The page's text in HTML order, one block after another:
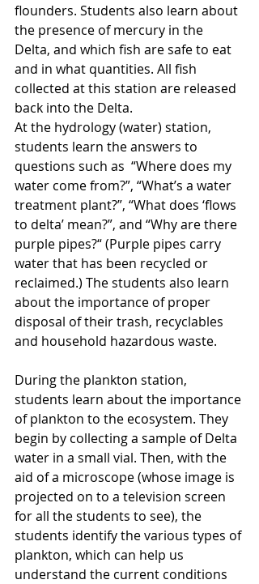
flounders. Students also learn about
the presence of mercury in the
Delta, and which fish are safe to eat
and in what quantities. All fish
collected at this station are released
back into the Delta.
At the hydrology (water) station,
students learn the answers to
questions such as  “Where does my
water come from?”, “What’s a water
treatment plant?”, “What does ‘flows
to delta’ mean?”, and “Why are there
purple pipes?“ (Purple pipes carry
water that has been recycled or
reclaimed.) The students also learn
about the importance of proper
disposal of their trash, recyclables
and household hazardous waste.
During the plankton station,
students learn about the importance
of plankton to the ecosystem. They
begin by collecting a sample of Delta
water in a small vial. Then, with the
aid of a microscope (whose image is
projected on to a television screen
for all the students to see), the
students identify the various types of
plankton, which can help us
understand the current conditions